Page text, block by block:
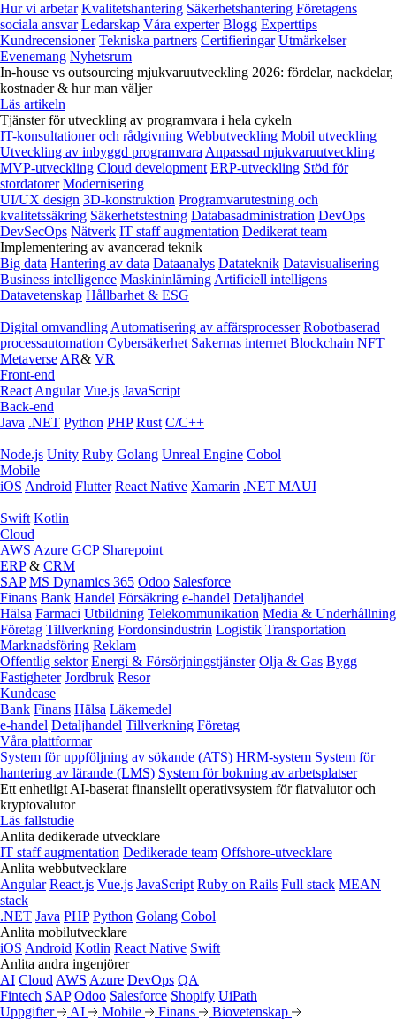
Hur vi arbetar Kvalitetshantering Säkerhetshantering Företagens
sociala ansvar Ledarskap Våra experter Blogg Experttips
Kundrecensioner Tekniska partners Certifieringar Utmärkelser
Evenemang Nyhetsrum
In-house vs outsourcing mjukvaruutveckling 2026: fördelar, nackdelar,
kostnader & hur man väljer
Läs artikeln
Tjänster för utveckling av programvara i hela cykeln
IT-konsultationer och rådgivning Webbutveckling Mobil utveckling
Utveckling av inbyggd programvara Anpassad mjukvaruutveckling
MVP-utveckling Cloud development ERP-utveckling Stöd för
stordatorer Modernisering
UI/UX design 3D-konstruktion Programvarutestning och
kvalitetssäkring Säkerhetstestning Databasadministration DevOps
DevSecOps Nätverk IT staff augmentation Dedikerat team
Implementering av avancerad teknik
Big data Hantering av data Dataanalys Datateknik Datavisualisering
Business intelligence Maskininlärning Artificiell intelligens
Datavetenskap Hållbarhet & ESG
Digital omvandling Automatisering av affärsprocesser Robotbaserad
processautomation Cybersäkerhet Sakernas internet Blockchain NFT
Metaverse AR& VR
Front-end
React Angular Vue.js JavaScript
Back-end
Java .NET Python PHP Rust C/C++
Node.js Unity Ruby Golang Unreal Engine Cobol
Mobile
iOS Android Flutter React Native Xamarin .NET MAUI
Swift Kotlin
Cloud
AWS Azure GCP Sharepoint
ERP& CRM
SAP MS Dynamics 365 Odoo Salesforce
Finans Bank Handel Försäkring e‑handel Detaljhandel
Hälsa Farmaci Utbildning Telekommunikation Media & Underhållning
Företag Tillverkning Fordonsindustrin Logistik Transportation
Marknadsföring Reklam
Offentlig sektor Energi & Försörjningstjänster Olja & Gas Bygg
Fastigheter Jordbruk Resor
Kundcase
Bank Finans Hälsa Läkemedel
e‑handel Detaljhandel Tillverkning Företag
Våra plattformar
System för uppföljning av sökande (ATS) HRM-system System för
hantering av lärande (LMS) System för bokning av arbetsplatser
Ett enhetligt AI-baserat finansiellt operativsystem för fiatvalutor och
kryptovalutor
Läs fallstudie
Anlita dedikerade utvecklare
IT staff augmentation Dedikerade team Offshore-utvecklare
Anlita webbutvecklare
Angular React.js Vue.js JavaScript Ruby on Rails Full stack MEAN
stack
.NET Java PHP Python Golang Cobol
Anlita mobilutvecklare
iOS Android Kotlin React Native Swift
Anlita andra ingenjörer
AI Cloud AWS Azure DevOps QA
Fintech SAP Odoo Salesforce Shopify UiPath
Uppgifter
AI Mobile Finans Biovetenskap